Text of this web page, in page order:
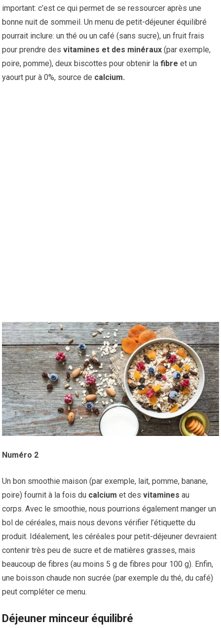
important: c’est ce qui permet de se ressourcer après une
bonne nuit de sommeil. Un menu de petit-déjeuner équilibré
pourrait inclure: un thé ou un café (sans sucre), un fruit frais
pour prendre desvitamines et des minéraux (par exemple,
poire, pomme), deux biscottes pour obtenir lafibre et un
yaourt pur à 0%, source de calcium.
Numéro 2
Un bon smoothie maison (par exemple, lait, pomme, banane,
poire) fournit à la fois du calcium et desvitamines au
corps. Avec le smoothie, nous pourrions également manger un
bol de céréales, mais nous devons vérifier l’étiquette du
produit. Idéalement, les céréales pour petit-déjeuner devraient
contenir très peu de sucre et de matières grasses, mais
beaucoup de fibres (au moins 5 g de fibres pour 100 g). Enfin,
une boisson chaude non sucrée (par exemple du thé, du café)
peut compléter ce menu.
Déjeuner minceur équilibré